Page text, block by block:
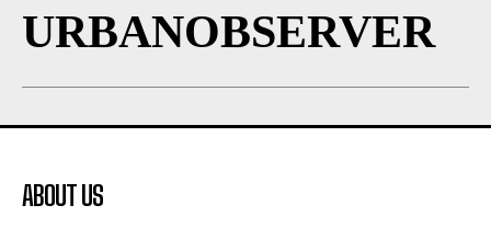
URBANOBSERVER
ABOUT US